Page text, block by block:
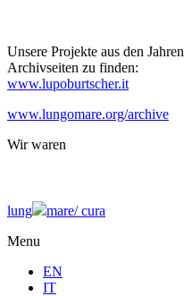
Unsere Projekte aus den
Archivseiten zu finden:
www.lupoburtscher.it
www.lungomare.org/archive
Wir waren
lung mare/cura
Menu
EN
IT